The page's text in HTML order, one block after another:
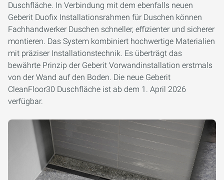
Duschfläche. In Verbindung mit dem ebenfalls neuen
Geberit Duofix Installationsrahmen für Duschen können
Fachhandwerker Duschen schneller, effizienter und sicherer
montieren. Das System kombiniert hochwertige Materialien
mit präziser Installationstechnik. Es überträgt das
bewährte Prinzip der Geberit Vorwandinstallation erstmals
von der Wand auf den Boden. Die neue Geberit
CleanFloor30 Duschfläche ist ab dem 1. April 2026
verfügbar.